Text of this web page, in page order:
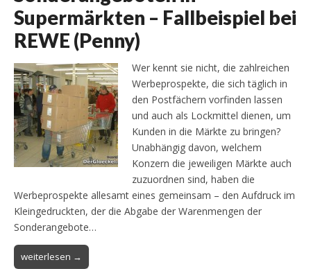
Supermärkten – Fallbeispiel bei
REWE (Penny)
Wer kennt sie nicht, die zahlreichen
Werbeprospekte, die sich täglich in
den Postfächern vorfinden lassen
und auch als Lockmittel dienen, um
Kunden in die Märkte zu bringen?
Unabhängig davon, welchem
Konzern die jeweiligen Märkte auch
zuzuordnen sind, haben die
Werbeprospekte allesamt eines gemeinsam – den Aufdruck im
Kleingedruckten, der die Abgabe der Warenmengen der
Sonderangebote…
weiterlesen →